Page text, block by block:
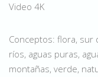
Video 4K
Conceptos: flora, sur
ríos, aguas puras,
montañas, verde,